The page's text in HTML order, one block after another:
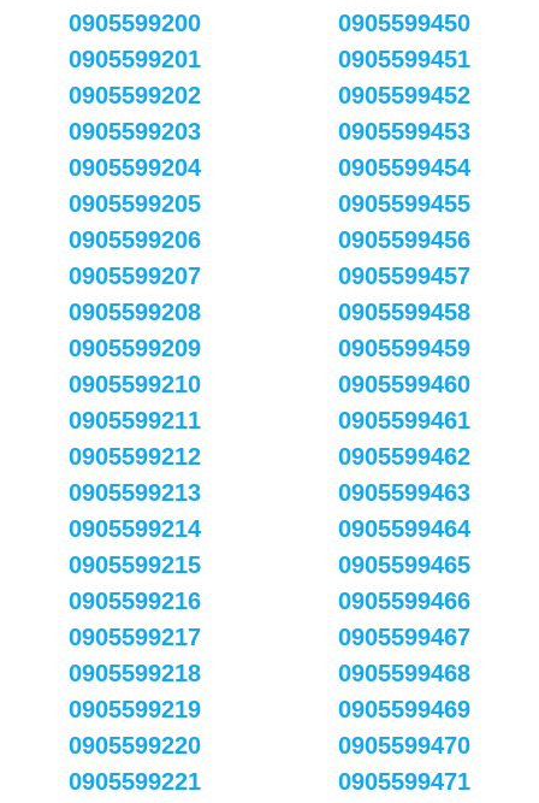
0905599200
0905599201
0905599202
0905599203
0905599204
0905599205
0905599206
0905599207
0905599208
0905599209
0905599210
0905599211
0905599212
0905599213
0905599214
0905599215
0905599216
0905599217
0905599218
0905599219
0905599220
0905599221
0905599450
0905599451
0905599452
0905599453
0905599454
0905599455
0905599456
0905599457
0905599458
0905599459
0905599460
0905599461
0905599462
0905599463
0905599464
0905599465
0905599466
0905599467
0905599468
0905599469
0905599470
0905599471